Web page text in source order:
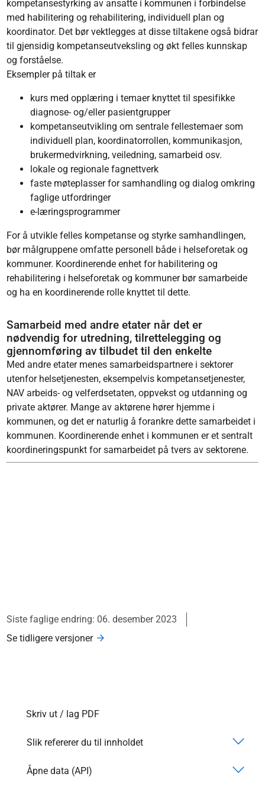
kompetansestyrking av ansatte i kommunen i forbindelse
med habilitering og rehabilitering, individuell plan og
koordinator. Det bør vektlegges at disse tiltakene også bidrar
til gjensidig kompetanseutveksling og økt felles kunnskap
og forståelse.
Eksempler på tiltak er
kurs med opplæring i temaer knyttet til spesifikke
diagnose- og/eller pasientgrupper
kompetanseutvikling om sentrale fellestemaer som
individuell plan, koordinatorrollen, kommunikasjon,
brukermedvirkning, veiledning, samarbeid osv.
lokale og regionale fagnettverk
faste møteplasser for samhandling og dialog omkring
faglige utfordringer
e-læringsprogrammer
For å utvikle felles kompetanse og styrke samhandlingen,
bør målgruppene omfatte personell både i helseforetak og
kommuner. Koordinerende enhet for habilitering og
rehabilitering i helseforetak og kommuner bør samarbeide
og ha en koordinerende rolle knyttet til dette.
Samarbeid med andre etater når det er
nødvendig for utredning, tilrettelegging og
gjennomføring av tilbudet til den enkelte
Med andre etater menes samarbeidspartnere i sektorer
utenfor helsetjenesten, eksempelvis kompetansetjenester,
NAV arbeids- og velferdsetaten, oppvekst og utdanning og
private aktører. Mange av aktørene hører hjemme i
kommunen, og det er naturlig å forankre dette samarbeidet i
kommunen. Koordinerende enhet i kommunen er et sentralt
koordineringspunkt for samarbeidet på tvers av sektorene.
Siste faglige endring: 06. desember 2023
Se tidligere versjoner
Skriv ut / lag PDF
Slik refererer du til innholdet
Åpne data (API)